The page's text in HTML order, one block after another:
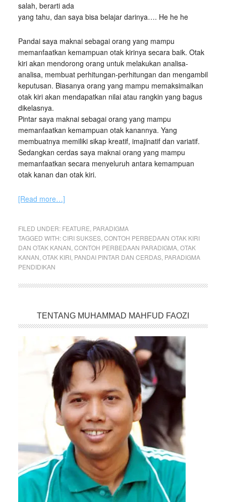
salah, berarti ada
yang tahu, dan saya bisa belajar darinya…. He he he
Pandai saya maknai sebagai orang yang mampu
memanfaatkan kemampuan otak kirinya secara baik. Otak
kiri akan mendorong orang untuk melakukan analisa-
analisa, membuat perhitungan-perhitungan dan mengambil
keputusan. Biasanya orang yang mampu memaksimalkan
otak kiri akan mendapatkan nilai atau rangkin yang bagus
dikelasnya.
Pintar saya maknai sebagai orang yang mampu
memanfaatkan kemampuan otak kanannya. Yang
membuatnya memiliki sikap kreatif, imajinatif dan variatif.
Sedangkan cerdas saya maknai orang yang mampu
memanfaatkan secara menyeluruh antara kemampuan
otak kanan dan otak kiri.
[Read more…]
FILED UNDER: FEATURE PARADIGMA
TAGGED WITH:CIRI SUKSES, CONTOH PERBEDAAN OTAK KIRI
DAN OTAK KANAN CONTOH PERBEDAAN PARADIGMA, OTAK
KANAN OTAK KIRI, PANDAI PINTAR DAN CERDAS, PARADIGMA
PENDIDIKAN
TENTANG MUHAMMAD MAHFUD FAOZI